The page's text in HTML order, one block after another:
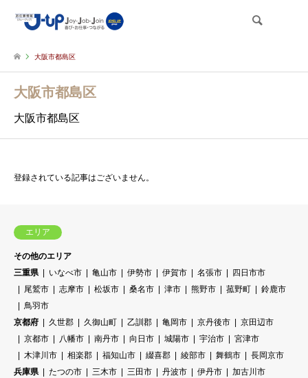
大阪市都島区
大阪市都島区
大阪市都島区
登録されている記事はございません。
エリア
その他のエリア
三重県
いなべ市 亀山市 伊勢市 伊賀市 名張市
四日市市
尾鷲市
志摩市 松坂市 桑名市 津市 熊野市 菰野町
鈴鹿市
鳥羽市
京都府
久世郡 久御山町 乙訓郡 亀岡市 京丹後市
京田辺市
京都市
八幡市 南丹市 向日市 城陽市 宇治市
宮津市
木津川市
相楽郡 福知山市 綴喜郡 綾部市 舞鶴市
長岡京市
兵庫県
たつの市 三木市 三田市 丹波市 伊丹市
加古川市